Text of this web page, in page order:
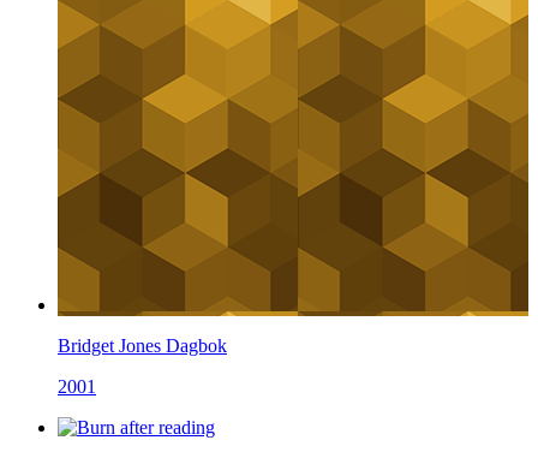
Bridget Jones Dagbok
2001